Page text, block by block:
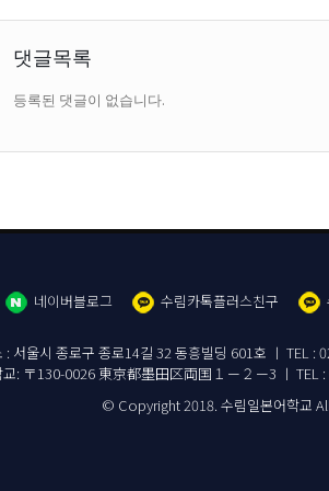
댓글목록
등록된 댓글이 없습니다.
네이버블로그 수림카톡플러스친구
: 서울시 종로구 종로14길 32 동흥빌딩 601호 ㅣ
교: 〒130-0026 東京都墨田区両国１－２－3 ㅣ TEL
© Copyright 2018. 수림일본어학교